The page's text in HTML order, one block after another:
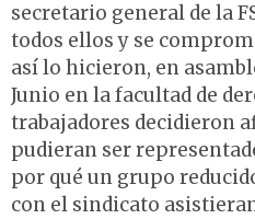
secretario general de la
todos ellos y se
así lo hicieron, en
Junio en la facultad de
trabajadores decidieron
pudieran ser
por qué un grupo
con el sindicato